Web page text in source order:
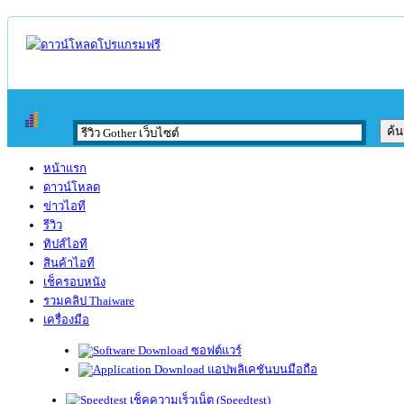
หน้าแรก
ดาวน์โหลด
ข่าวไอที
รีวิว
ทิปส์ไอที
สินค้าไอที
เช็ครอบหนัง
รวมคลิป Thaiware
เครื่องมือ
ซอฟต์แวร์
แอปพลิเคชันบนมือถือ
เช็คความเร็วเน็ต (Speedtest)